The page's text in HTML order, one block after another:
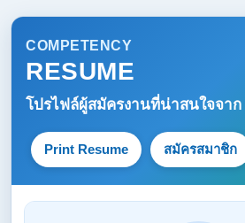
COMPETENCY
RESUME
โปรไฟล์ผู้สมัครงานที่น่าสนใจจาก
Print Resume สมัครสมาชิก